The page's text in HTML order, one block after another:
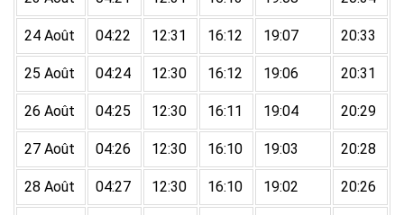
24 Août 04:22 12:31 16:12 19:07 20:33
25 Août 04:24 12:30 16:12 19:06 20:31
26 Août 04:25 12:30 16:11 19:04 20:29
27 Août 04:26 12:30 16:10 19:03 20:28
28 Août 04:27 12:30 16:10 19:02 20:26